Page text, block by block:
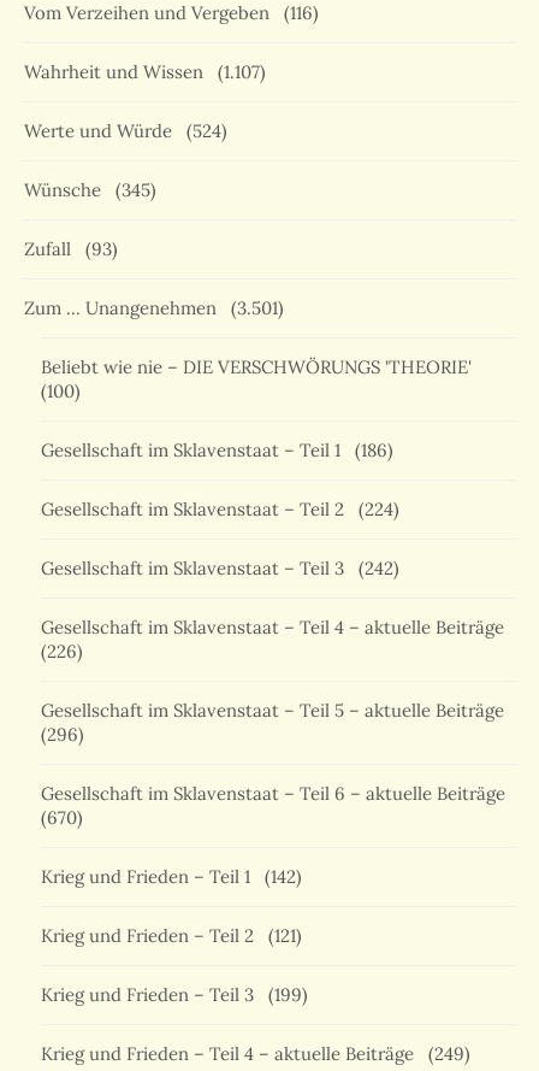
Vom Verzeihen und Vergeben (116)
Wahrheit und Wissen (1.107)
Werte und Würde (524)
Wünsche (345)
Zufall (93)
Zum … Unangenehmen (3.501)
Beliebt wie nie – DIE VERSCHWÖRUNGS 'THEORIE'
(100)
Gesellschaft im Sklavenstaat – Teil 1 (186)
Gesellschaft im Sklavenstaat – Teil 2 (224)
Gesellschaft im Sklavenstaat – Teil 3 (242)
Gesellschaft im Sklavenstaat – Teil 4 – aktuelle Beiträge
(226)
Gesellschaft im Sklavenstaat – Teil 5 – aktuelle Beiträge
(296)
Gesellschaft im Sklavenstaat – Teil 6 – aktuelle Beiträge
(670)
Krieg und Frieden – Teil 1 (142)
Krieg und Frieden – Teil 2 (121)
Krieg und Frieden – Teil 3 (199)
Krieg und Frieden – Teil 4 – aktuelle Beiträge (249)